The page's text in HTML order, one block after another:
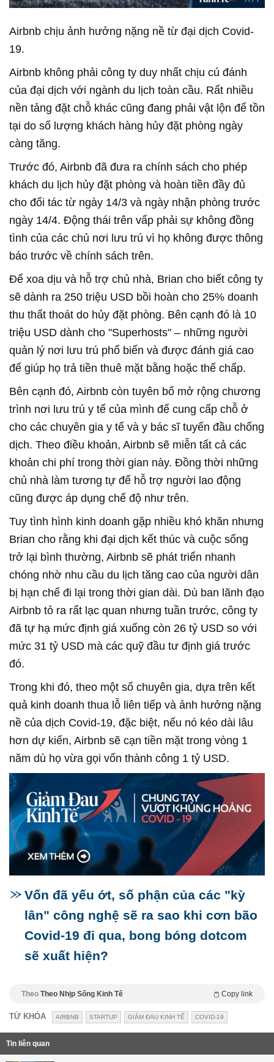
Airbnb chịu ảnh hưởng nặng nề từ đại dịch Covid-
19.
Airbnb không phải công ty duy nhất chịu cú đánh
của đại dịch với ngành du lịch toàn cầu. Rất nhiều
nền tảng đặt chỗ khác cũng đang phải vật lộn để tồn
tại do số lượng khách hàng hủy đặt phòng ngày
càng tăng.
Trước đó, Airbnb đã đưa ra chính sách cho phép
khách du lịch hủy đặt phòng và hoàn tiền đầy đủ
cho đối tác từ ngày 14/3 và ngày nhận phòng trước
ngày 14/4. Động thái trên vấp phải sự không đồng
tình của các chủ nơi lưu trú vì họ không được thông
báo trước về chính sách trên.
Để xoa dịu và hỗ trợ chủ nhà, Brian cho biết công ty
sẽ dành ra 250 triệu USD bồi hoàn cho 25% doanh
thu thất thoát do hủy đặt phòng. Bên cạnh đó là 10
triệu USD dành cho "Superhosts" – những người
quản lý nơi lưu trú phổ biến và được đánh giá cao
để giúp họ trả tiền thuê mặt bằng hoặc thế chấp.
Bên cạnh đó, Airbnb còn tuyên bố mở rộng chương
trình nơi lưu trú y tế của mình để cung cấp chỗ ở
cho các chuyên gia y tế và y bác sĩ tuyến đầu chống
dịch. Theo điều khoản, Airbnb sẽ miễn tất cả các
khoản chi phí trong thời gian này. Đồng thời những
chủ nhà làm tương tự để hỗ trợ người lao động
cũng được áp dụng chế độ như trên.
Tuy tình hình kinh doanh gặp nhiều khó khăn nhưng
Brian cho rằng khi đại dịch kết thúc và cuộc sống
trở lại bình thường, Airbnb sẽ phát triển nhanh
chóng nhờ nhu cầu du lịch tăng cao của người dân
bị hạn chế đi lại trong thời gian dài. Dù ban lãnh đạo
Airbnb tỏ ra rất lạc quan nhưng tuần trước, công ty
đã tự hạ mức định giá xuống còn 26 tỷ USD so với
mức 31 tỷ USD mà các quỹ đầu tư định giá trước
đó.
Trong khi đó, theo một số chuyên gia, dựa trên kết
quả kinh doanh thua lỗ liên tiếp và ảnh hưởng nặng
nề của dịch Covid-19, đặc biệt, nếu nó kéo dài lâu
hơn dự kiến, Airbnb sẽ cạn tiền mặt trong vòng 1
năm dù họ vừa gọi vốn thành công 1 tỷ USD.
Vốn đã yếu ớt, số phận của các "kỳ
lân" công nghệ sẽ ra sao khi cơn bão
Covid-19 đi qua, bong bóng dotcom
sẽ xuất hiện?
Theo Theo Nhịp Sống Kinh Tế Copy link
TỪ KHÓA AIRBNB STARTUP GIẢM ĐAU KINH TẾ COVID-19
Tin liên quan